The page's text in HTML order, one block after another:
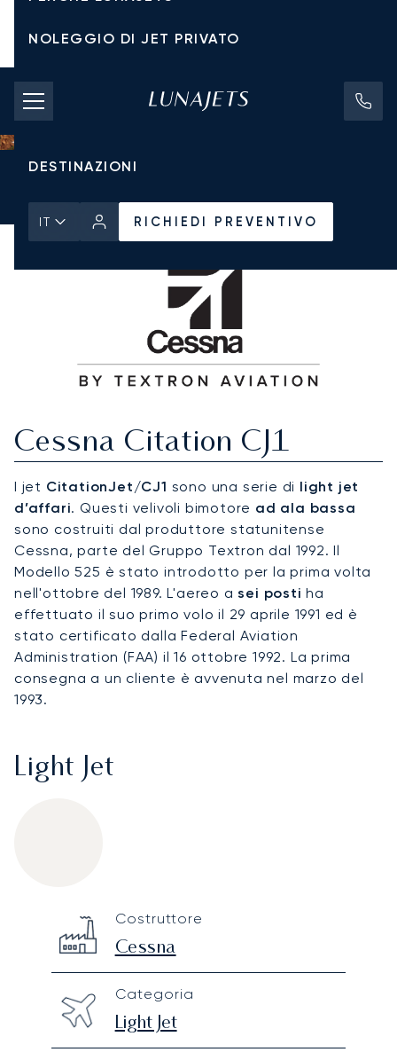
NOLEGGIO DI JET PRIVATO
TARIFFE DI NOLEGGIO
JET PRIVATI
DESTINAZIONI
IT RICHIEDI PREVENTIVO
Cessna Citation CJ1
I jet CitationJet/CJ1 sono una serie di light jet
d’affari. Questi velivoli bimotore ad ala bassa
sono costruiti dal produttore statunitense
Cessna, parte del Gruppo Textron dal 1992. Il
Modello 525 è stato introdotto per la prima volta
nell'ottobre del 1989. L'aereo asei posti ha
effettuato il suo primo volo il 29 aprile 1991 ed è
stato certificato dalla Federal Aviation
Administration (FAA) il 16 ottobre 1992. La prima
consegna a un cliente è avvenuta nel marzo del
1993.
Light Jet
Technical specifications
Costruttore
Cessna
Categoria
Light Jet